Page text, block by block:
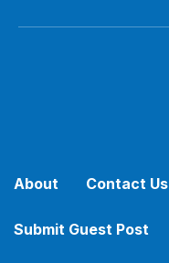
About
Contact Us
Submit Guest Post